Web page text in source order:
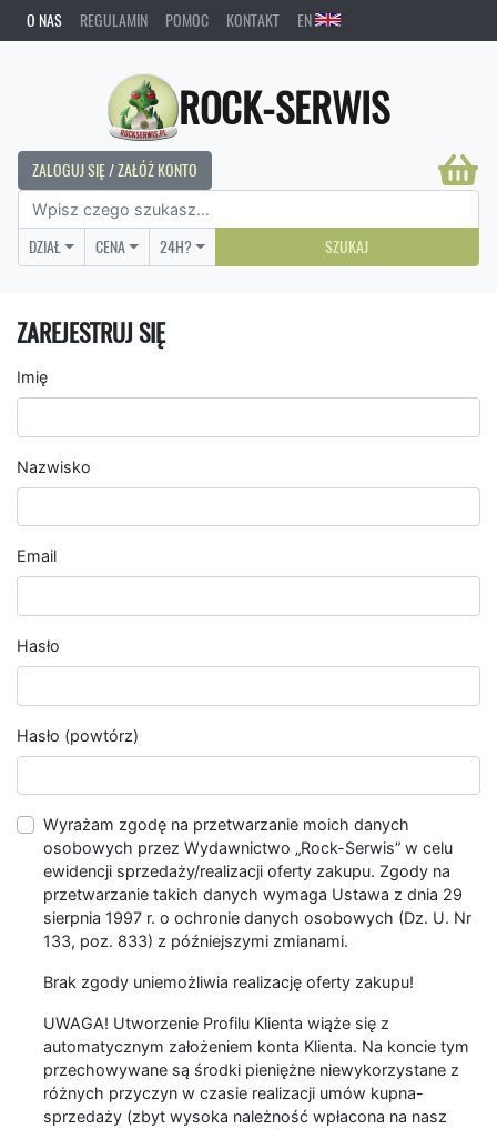
O NAS REGULAMIN POMOC KONTAKT EN
ROCK-SERWIS
ZALOGUJ SIĘ / ZAŁÓŻ KONTO
DZIAŁ CENA 24H? SZUKAJ
ZAREJESTRUJ SIĘ
Imię
Nazwisko
Email
Hasło
Hasło (powtórz)
Wyrażam zgodę na przetwarzanie moich danych
osobowych przez Wydawnictwo „Rock-Serwis” w celu
ewidencji sprzedaży/realizacji oferty zakupu. Zgody na
przetwarzanie takich danych wymaga Ustawa z dnia 29
sierpnia 1997 r. o ochronie danych osobowych (Dz. U. Nr
133, poz. 833) z późniejszymi zmianami.
Brak zgody uniemożliwia realizację oferty zakupu!
UWAGA! Utworzenie Profilu Klienta wiąże się z
automatycznym założeniem konta Klienta. Na koncie tym
przechowywane są środki pieniężne niewykorzystane z
różnych przyczyn w czasie realizacji umów kupna-
sprzedaży (zbyt wysoka należność wpłacona na nasz